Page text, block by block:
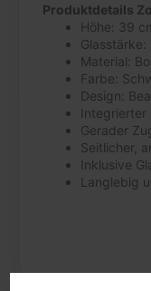
Produktdetails
Höhe: 39
Material:
Farbe:
Design:
Integrierter
Gerader
Seitlicher,
Inklusive
Langlebig